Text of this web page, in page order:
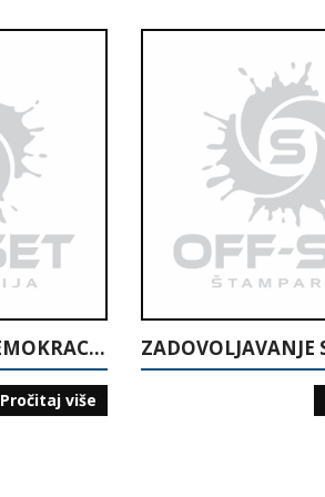
HRESTOMATIJA: DEMOKRACIJA I LJUDSKA PRAVA
Pročitaj više